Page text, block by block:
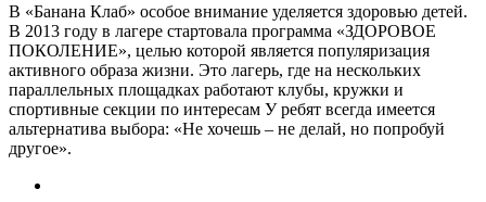
В «Банана Клаб» особое внимание уделяется здоровью детей.
В 2013 году в лагере стартовала программа «ЗДОРОВОЕ
ПОКОЛЕНИЕ», целью которой является популяризация
активного образа жизни. Это лагерь, где на нескольких
параллельных площадках работают клубы, кружки и
спортивные секции по интересам У ребят всегда имеется
альтернатива выбора: «Не хочешь – не делай, но попробуй
другое».